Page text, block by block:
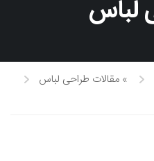
لباس
» مقالات طراحی لباس